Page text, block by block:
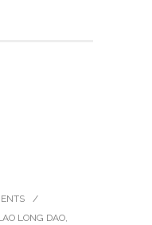
/
LONG DAO